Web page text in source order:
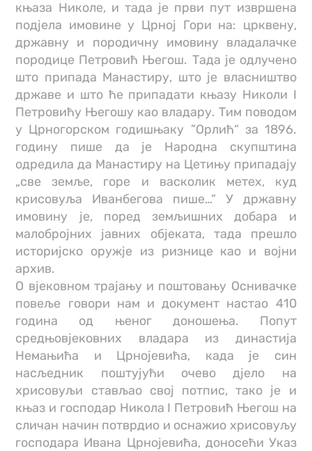
књаза Николе, и тада је први пут извршена
подјела имовине у Црној Гори на: црквену,
државну и породичну имовину владалачке
породице Петровић Његош. Тада је одлучено
што припада Манастиру, што је власништво
државе и што ће припадати књазу Николи I
Петровићу Његошу као владару. Тим поводом
у Црногорском годишњаку ”Орлић“ за 1896.
годину пише да је Народна скупштина
одредила да Манастиру на Цетињу припадају
„све земље, горе и васколик метех, куд
крисовуља Иванбегова пише…“ У државну
имовину је, поред земљишних добара и
малобројних јавних објеката, тада прешло
историјско оружје из ризнице као и војни
архив.
О вјековном трајању и поштовању Оснивачке
повеље говори нам и документ настао 410
година од њеног доношења. Попут
средњовјековних владара из династија
Немањића и Црнојевића, када је син
насљедник поштујући очево дјело на
хрисовуљи стављао свој потпис, тако је и
књаз и господар Никола I Петровић Његош на
сличан начин потврдио и оснажио хрисовуљу
господара Ивана Црнојевића, доносећи Указ